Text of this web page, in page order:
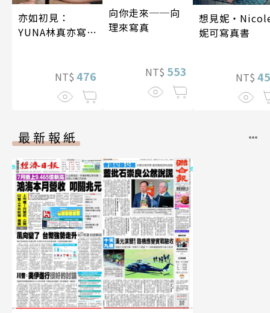
亦如初見：
YUNA林真亦寫
NT$ 476
向你走來──向
理來寫真
NT$ 553
想見妮
妮可寫真書
NT$
最新報紙